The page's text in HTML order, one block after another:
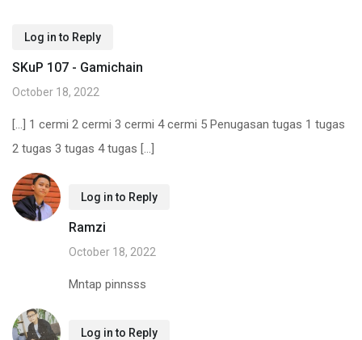
Log in to Reply
SKuP 107 - Gamichain
October 18, 2022
[…] 1 cermi 2 cermi 3 cermi 4 cermi 5 Penugasan tugas 1 tugas
2 tugas 3 tugas 4 tugas […]
Log in to Reply
Ramzi
October 18, 2022
Mntap pinnsss
Log in to Reply